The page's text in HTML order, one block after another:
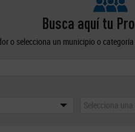
Busca aquí tu
o selecciona un municipio o
Selecciona